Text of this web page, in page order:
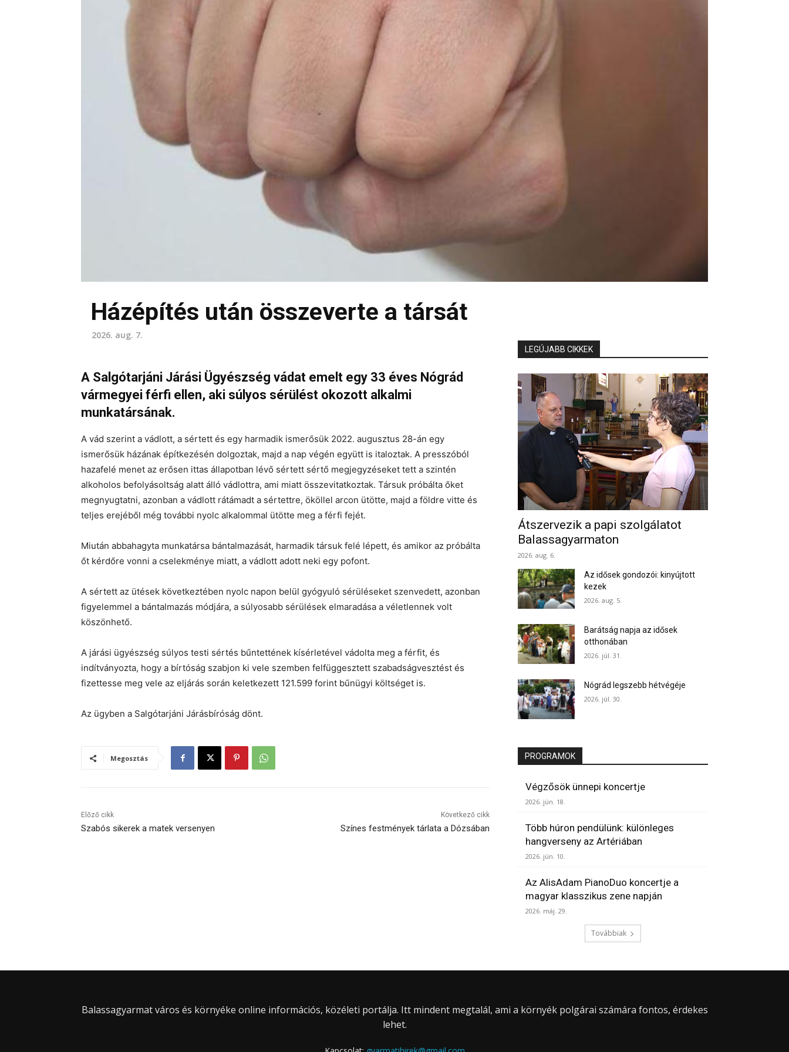
Házépítés után összeverte a társát
2026. aug. 7.
A Salgótarjáni Járási Ügyészség vádat emelt egy 33 éves Nógrád
vármegyei férfi ellen, aki súlyos sérülést okozott alkalmi
munkatársának.
A vád szerint a vádlott, a sértett és egy harmadik ismerősük 2022. augusztus 28-án egy
ismerősük házának építkezésén dolgoztak, majd a nap végén együtt is italoztak. A presszóból
hazafelé menet az erősen ittas állapotban lévő sértett sértő megjegyzéseket tett a szintén
alkoholos befolyásoltság alatt álló vádlottra, ami miatt összevitatkoztak. Társuk próbálta őket
megnyugtatni, azonban a vádlott rátámadt a sértettre, ököllel arcon ütötte, majd a földre vitte és
teljes erejéből még további nyolc alkalommal ütötte meg a férfi fejét.
Miután abbahagyta munkatársa bántalmazását, harmadik társuk felé lépett, és amikor az próbálta
őt kérdőre vonni a cselekménye miatt, a vádlott adott neki egy pofont.
A sértett az ütések következtében nyolc napon belül gyógyuló sérüléseket szenvedett, azonban
figyelemmel a bántalmazás módjára, a súlyosabb sérülések elmaradása a véletlennek volt
köszönhető.
A járási ügyészség súlyos testi sértés bűntettének kísérletével vádolta meg a férfit, és
indítványozta, hogy a bírtóság szabjon ki vele szemben felfüggesztett szabadságvesztést és
fizettesse meg vele az eljárás során keletkezett 121.599 forint bűnügyi költséget is.
Az ügyben a Salgótarjáni Járásbíróság dönt.
Megosztás
Előző cikk
Szabós sikerek a matek versenyen
Következő cikk
Színes festmények tárlata a Dózsában
LEGÚJABB CIKKEK
Átszervezik a papi szolgálatot
Balassagyarmaton
2026. aug. 6.
Az idősek gondozói: kinyújtott
kezek
2026. aug. 5.
Barátság napja az idősek
otthonában
2026. júl. 31.
Nógrád legszebb hétvégéje
2026. júl. 30.
PROGRAMOK
Végzősök ünnepi koncertje
2026. jún. 18.
Több húron pendülünk: különleges
hangverseny az Artériában
2026. jún. 10.
Az AlisAdam PianoDuo koncertje a
magyar klasszikus zene napján
2026. máj. 29.
Továbbiak
Balassagyarmat város és környéke online információs, közéleti portálja. Itt mindent megtalál, ami a környék polgárai számára fontos, érdekes
lehet.